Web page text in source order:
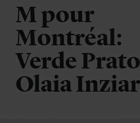
M pour
Montréal:
Verde
Olaia